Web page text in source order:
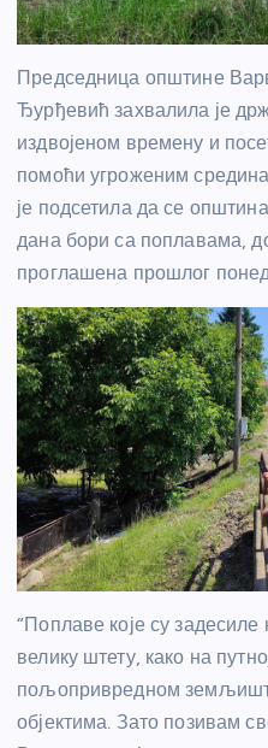
Председница општине
Ђурђевић захвалила је
издвојеном времену и
помоћи угроженим
је подсетила да се
дана бори са поплавама,
проглашена прошлог
“Поплаве које су
велику штету, како на
пољопривредном
објектима. Зато позивам